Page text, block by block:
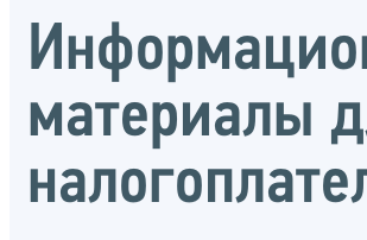
материалы